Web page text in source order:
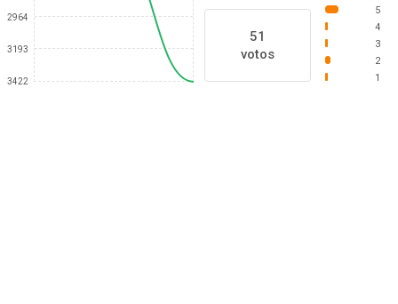
2964
3193
3422
51
votos
5
4
3
2
1